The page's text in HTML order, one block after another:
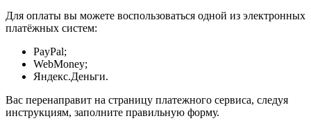
Для оплаты вы можете воспользоваться одной из электронных
платёжных систем:
PayPal;
WebMoney;
Яндекс.Деньги.
Вас перенаправит на страницу платежного сервиса, следуя
инструкциям, заполните правильную форму.